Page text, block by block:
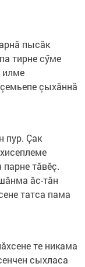
пысăк
тирне сӳме
илме
çыхăннă
пур. Çак
тăвӗç.
ăс-тăн
татса пама
те никама
сыхласа